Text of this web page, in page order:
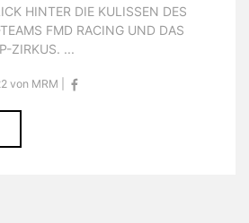
HINTER DIE KULISSEN DES
FMD RACING UND DAS
ZIRKUS. ...
von MRM |